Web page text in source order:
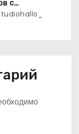
с
эффектом